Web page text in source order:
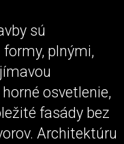
sú
plnými,
osvetlenie,
fasády bez
Architektúru